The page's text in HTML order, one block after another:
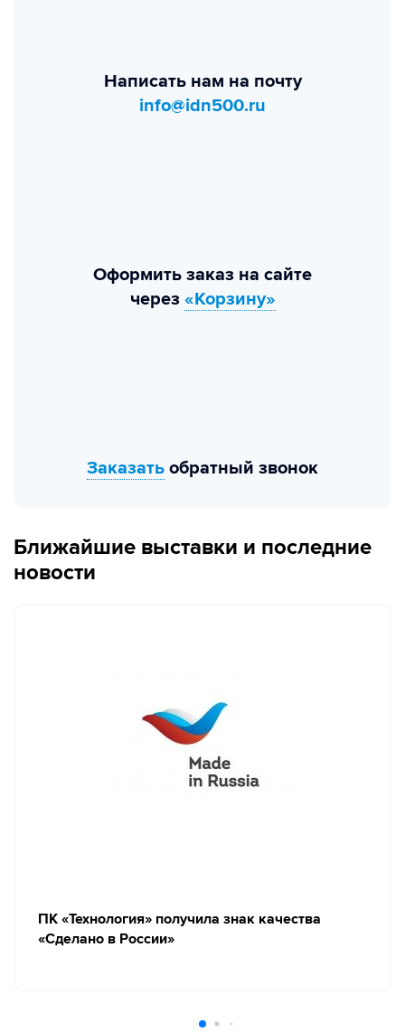
Написать нам на почту
info@idn500.ru
Оформить заказ на сайте
через «Корзину»
Заказать обратный звонок
Ближайшие выставки и последние
новости
ПК «Технология» получила знак качества
«Сделано в России»